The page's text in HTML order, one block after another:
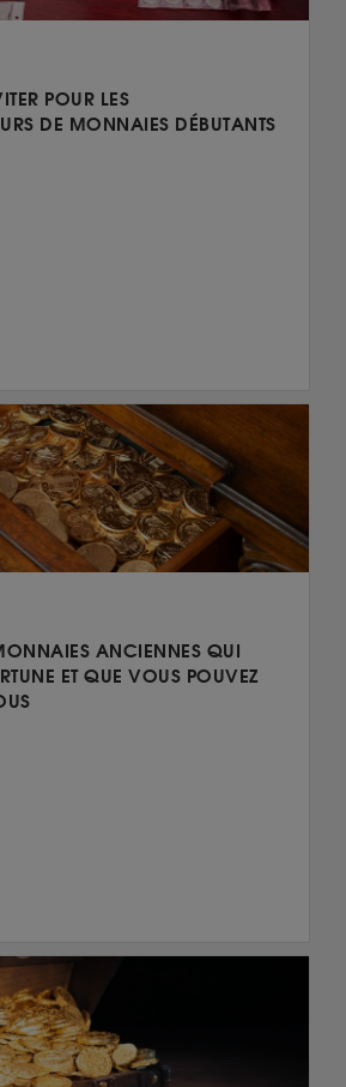
POUR LES
DE MONNAIES DÉBUTANTS
ANCIENNES QUI
ET QUE VOUS POUVEZ